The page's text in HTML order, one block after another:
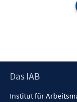
Footer
Das IAB
Institut für